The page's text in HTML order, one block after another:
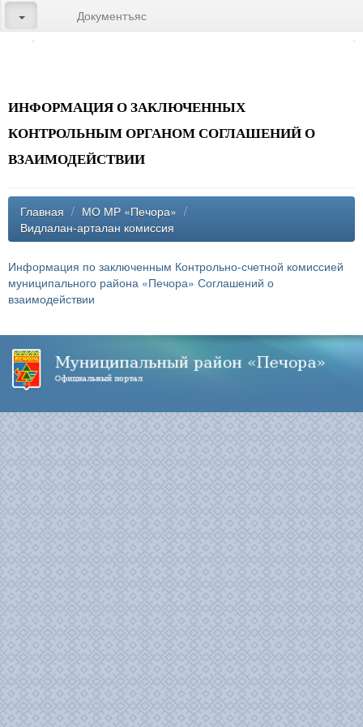
Документъяс
ИНФОРМАЦИЯ О ЗАКЛЮЧЕННЫХ
КОНТРОЛЬНЫМ ОРГАНОМ СОГЛАШЕНИЙ О
ВЗАИМОДЕЙСТВИИ
Главная / МО МР «Печора» /
Видлалан-арталан комиссия
Информация по заключенным Контрольно-счетной комиссией
муниципального района «Печора» Соглашений о
взаимодействии